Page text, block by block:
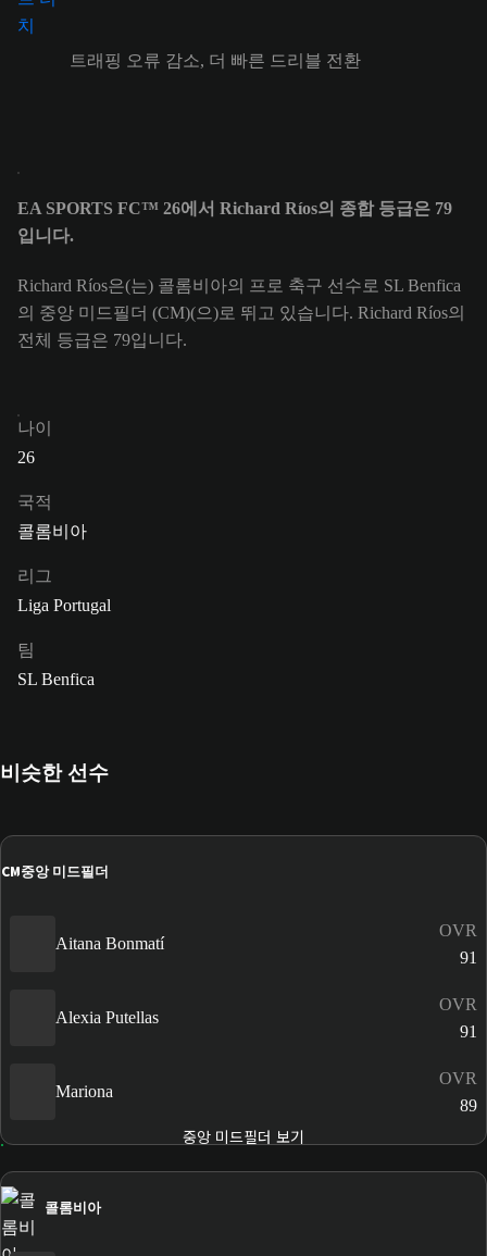
트래핑 오류 감소, 더 빠른 드리블 전환
EA SPORTS FC™ 26에서 Richard Ríos의 종합 등급은 79
입니다.
Richard Ríos은(는) 콜롬비아의 프로 축구 선수로 SL Benfica
의 중앙 미드필더 (CM)(으)로 뛰고 있습니다. Richard Ríos의
전체 등급은 79입니다.
나이
26
국적
콜롬비아
리그
Liga Portugal
팀
SL Benfica
비슷한 선수
CM중앙 미드필더
Aitana Bonmatí
OVR
91
Alexia Putellas
OVR
91
Mariona
OVR
89
중앙 미드필더 보기
콜롬비아